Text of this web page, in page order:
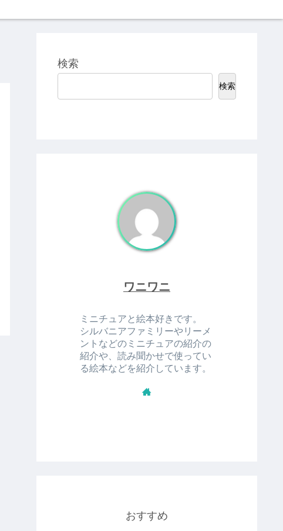
検索
検索
ワニワニ
ミニチュアと絵本好きです。
シルバニアファミリーやリーメ
ントなどのミニチュアの紹介の
紹介や、読み聞かせで使ってい
る絵本などを紹介しています。
おすすめ